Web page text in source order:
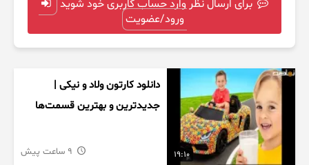
برای ارسال نظر وارد حساب کاربری خود شوید
ورود/عضویت
19:10
دانلود کارتون ولاد و نیکی |
جدیدترین و بهترین قسمت‌ها